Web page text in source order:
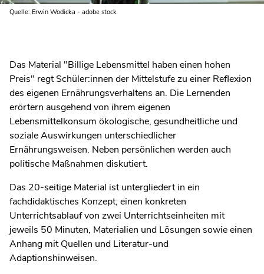
Quelle: Erwin Wodicka - adobe stock
Das Material "Billige Lebensmittel haben einen hohen
Preis" regt Schüler:innen der Mittelstufe zu einer Reflexion
des eigenen Ernährungsverhaltens an. Die Lernenden
erörtern ausgehend von ihrem eigenen
Lebensmittelkonsum ökologische, gesundheitliche und
soziale Auswirkungen unterschiedlicher
Ernährungsweisen. Neben persönlichen werden auch
politische Maßnahmen diskutiert.
Das 20-seitige Material ist untergliedert in ein
fachdidaktisches Konzept, einen konkreten
Unterrichtsablauf von zwei Unterrichtseinheiten mit
jeweils 50 Minuten, Materialien und Lösungen sowie einen
Anhang mit Quellen und Literatur-und
Adaptionshinweisen.